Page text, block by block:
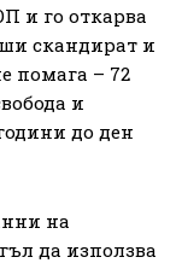
и го откарва
скандират и
помага – 72
и
до ден
на
да използва